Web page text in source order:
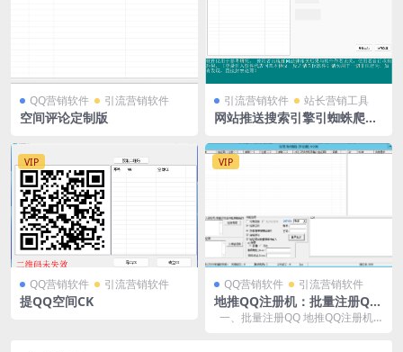
QQ营销软件 引流营销软件
空间评论定制版
引流营销软件 站长营销工具
网站推送搜索引擎引蜘蛛爬行
VIP
QQ营销软件 引流营销软件
提QQ空间CK
VIP
QQ营销软件 引流营销软件
地推QQ注册机：批量注册Q
Q，轻松实现账号管理
一、批量注册QQ 地推QQ注册机